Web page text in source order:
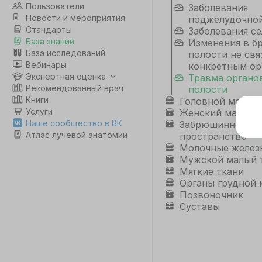
Пользователи
Новости и мероприятия
Стандарты
База знаний
База исследований
Вебинары
Экспертная оценка
Рекомендованный врач
Книги
Услуги
Наше сообщество в ВК
Атлас лучевой анатомии
Заболевания
Заболевания
Изменения в
полости не
конкретным
Травма
полости
Головной мозг
Женский малый
Забрюшинное
пространство
Молочные
Мужской малый
Мягкие ткани
Органы грудной
Позвоночник
Суставы